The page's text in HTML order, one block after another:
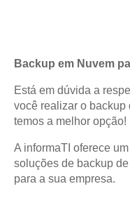
Backup em Nuvem
Está em dúvida a
você realizar o backup
temos a melhor opção!
A informaTI oferece
soluções de backup
para a sua empresa.